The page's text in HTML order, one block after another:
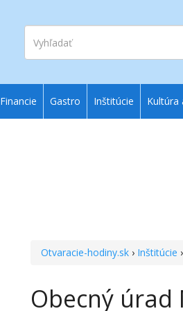
Vyhľadať
Otvaracie-hodiny.sk › Inštitúcie ›
Obecný úrad
Financie Gastro Inštitúcie Kultúra